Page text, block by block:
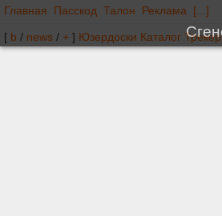
Главная Пасскод Талон Реклама [...]
[ b / news / + ] Юзердоски Каталог Трекер